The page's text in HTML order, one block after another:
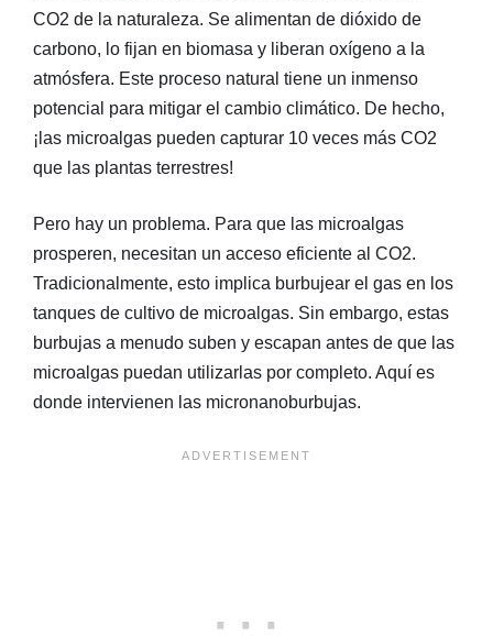
CO2 de la naturaleza. Se alimentan de dióxido de
carbono, lo fijan en biomasa y liberan oxígeno a la
atmósfera. Este proceso natural tiene un inmenso
potencial para mitigar el cambio climático. De hecho,
¡las microalgas pueden capturar 10 veces más CO2
que las plantas terrestres!
Pero hay un problema. Para que las microalgas
prosperen, necesitan un acceso eficiente al CO2.
Tradicionalmente, esto implica burbujear el gas en los
tanques de cultivo de microalgas. Sin embargo, estas
burbujas a menudo suben y escapan antes de que las
microalgas puedan utilizarlas por completo. Aquí es
donde intervienen las micronanoburbujas.